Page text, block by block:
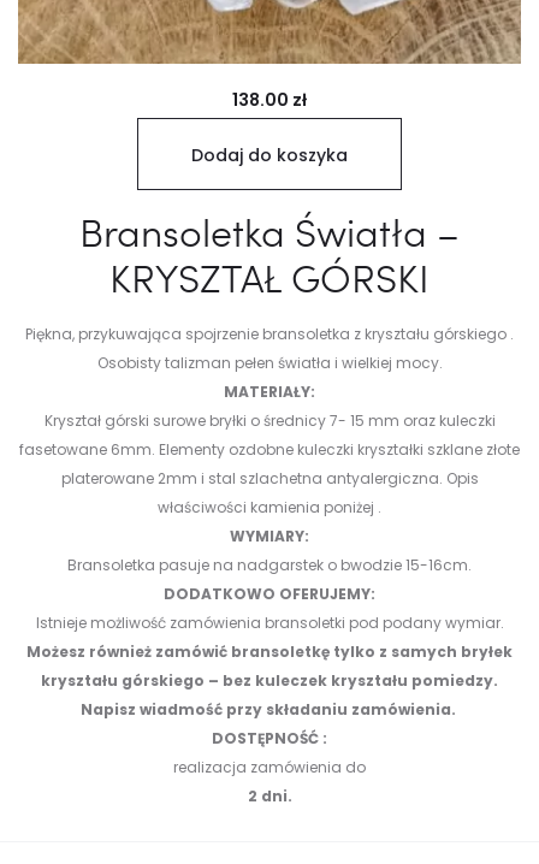
138.00 zł
Dodaj do koszyka
Bransoletka Światła –
KRYSZTAŁ GÓRSKI
Piękna, przykuwająca spojrzenie bransoletka z kryształu górskiego .
Osobisty talizman pełen światła i wielkiej mocy.
MATERIAŁY:
Kryształ górski surowe bryłki o średnicy 7- 15 mm oraz kuleczki
fasetowane 6mm. Elementy ozdobne kuleczki kryształki szklane złote
platerowane 2mm i stal szlachetna antyalergiczna. Opis
właściwości kamienia poniżej .
WYMIARY:
Bransoletka pasuje na nadgarstek o bwodzie 15-16cm.
DODATKOWO OFERUJEMY:
Istnieje możliwość zamówienia bransoletki pod podany wymiar.
Możesz również zamówić bransoletkę tylko z samych bryłek
kryształu górskiego – bez kuleczek kryształu pomiedzy.
Napisz wiadmość przy składaniu zamówienia.
DOSTĘPNOŚĆ :
realizacja zamówienia do
2 dni.